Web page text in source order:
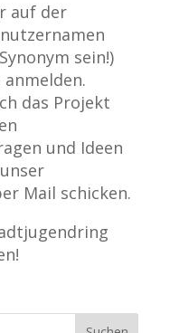
auf der
sein!)
das Projekt
und Ideen
Mail schicken.